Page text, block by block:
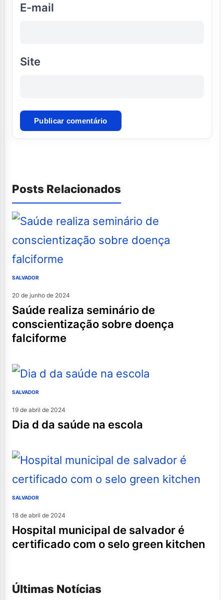
E-mail
Site
Posts Relacionados
SALVADOR
20 de junho de 2024
saúde realiza seminário de
conscientização sobre doença
falciforme
SALVADOR
19 de abril de 2024
dia d da saúde na escola
SALVADOR
18 de abril de 2024
hospital municipal de salvador é
certificado com o selo green kitchen
Últimas Notícias